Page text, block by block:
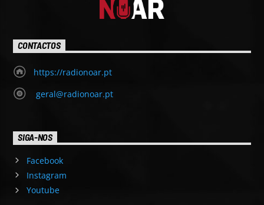
CONTACTOS
https://radionoar.pt
geral@radionoar.pt
SIGA-NOS
Facebook
Instagram
Youtube